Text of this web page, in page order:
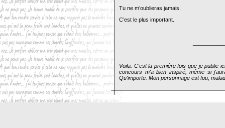
Tu ne m’oublieras jamais.
C’est le plus important.
Voila. C'est la première fois que je publie
concours m'a bien inspiré, même si
Qu'importe. Mon personnage est fou,